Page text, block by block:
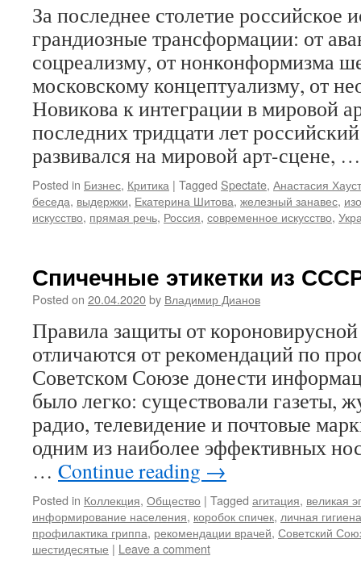
За последнее столетие российское
грандиозные трансформации: от
соцреализму, от нонконформизма
московскому концептуализму, от
Новикова к интеграции в мировой
последних тридцати лет
развивался на мировой арт-сцене,
Posted in Бизнес, Критика | Tagged Spectate, Анастасия
беседа, выдержки, Екатерина Шитова, железный занавес,
искусство, прямая речь, Россия, современное искусство,
Спичечные этикетки из
Posted on 20.04.2020by Владимир Дианов
Правила защиты от
отличаются от рекомендаций по
Советском Союзе донести
было легко: существовали газеты,
радио, телевидение и почтовые
одним из наиболее эффективных
… Continue reading →
Posted in Коллекция, Общество | Tagged агитация, великая
информирование населения, коробок спичек, личная гигиена
профилактика гриппа, рекомендации врачей, Советский
шестидесятые | Leave a comment